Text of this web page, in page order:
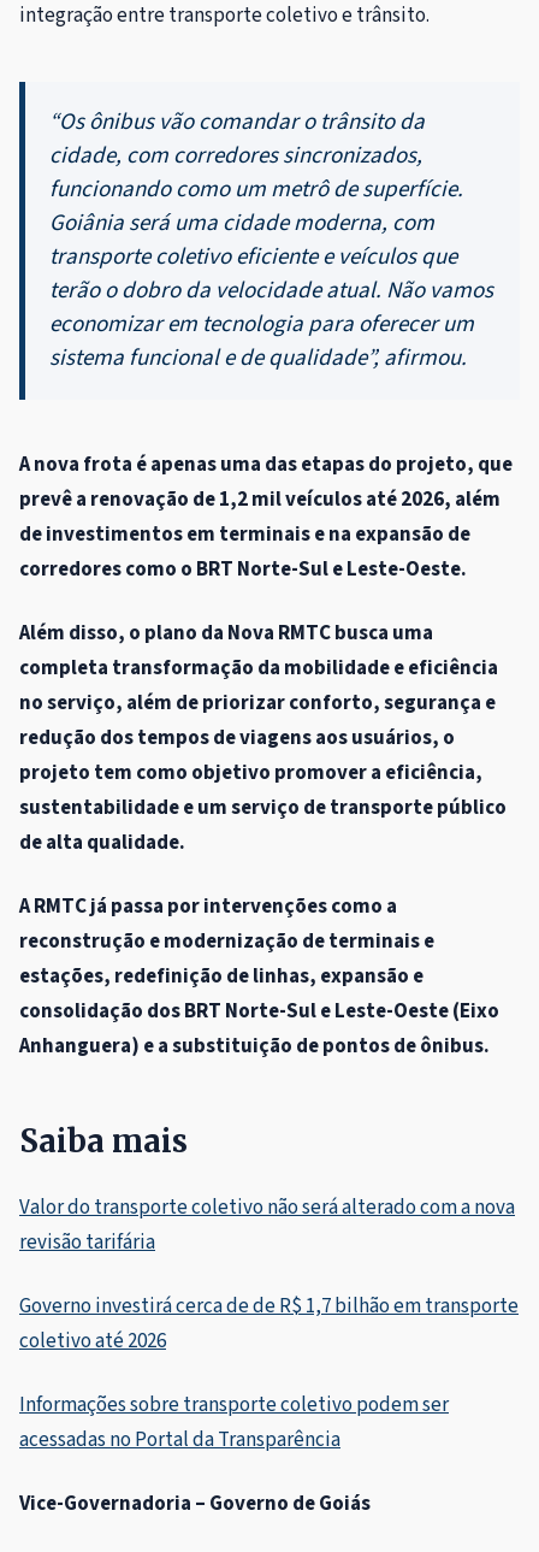
integração entre transporte coletivo e trânsito.
“Os ônibus vão comandar o trânsito da
cidade, com corredores sincronizados,
funcionando como um metrô de superfície.
Goiânia será uma cidade moderna, com
transporte coletivo eficiente e veículos que
terão o dobro da velocidade atual. Não vamos
economizar em tecnologia para oferecer um
sistema funcional e de qualidade”, afirmou.
A nova frota é apenas uma das etapas do projeto, que
prevê a renovação de 1,2 mil veículos até 2026, além
de investimentos em terminais e na expansão de
corredores como o BRT Norte-Sul e Leste-Oeste.
Além disso, o plano da Nova RMTC busca uma
completa transformação da mobilidade e eficiência
no serviço, além de priorizar conforto, segurança e
redução dos tempos de viagens aos usuários, o
projeto tem como objetivo promover a eficiência,
sustentabilidade e um serviço de transporte público
de alta qualidade.
A RMTC já passa por intervenções como a
reconstrução e modernização de terminais e
estações, redefinição de linhas, expansão e
consolidação dos BRT Norte-Sul e Leste-Oeste (Eixo
Anhanguera) e a substituição de pontos de ônibus.
Saiba mais
Valor do transporte coletivo não será alterado com a nova
revisão tarifária
Governo investirá cerca de de R$ 1,7 bilhão em transporte
coletivo até 2026
Informações sobre transporte coletivo podem ser
acessadas no Portal da Transparência
Vice-Governadoria – Governo de Goiás